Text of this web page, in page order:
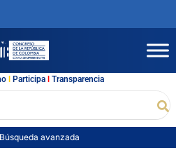
l Participal Transparencia
Búsqueda avanzada